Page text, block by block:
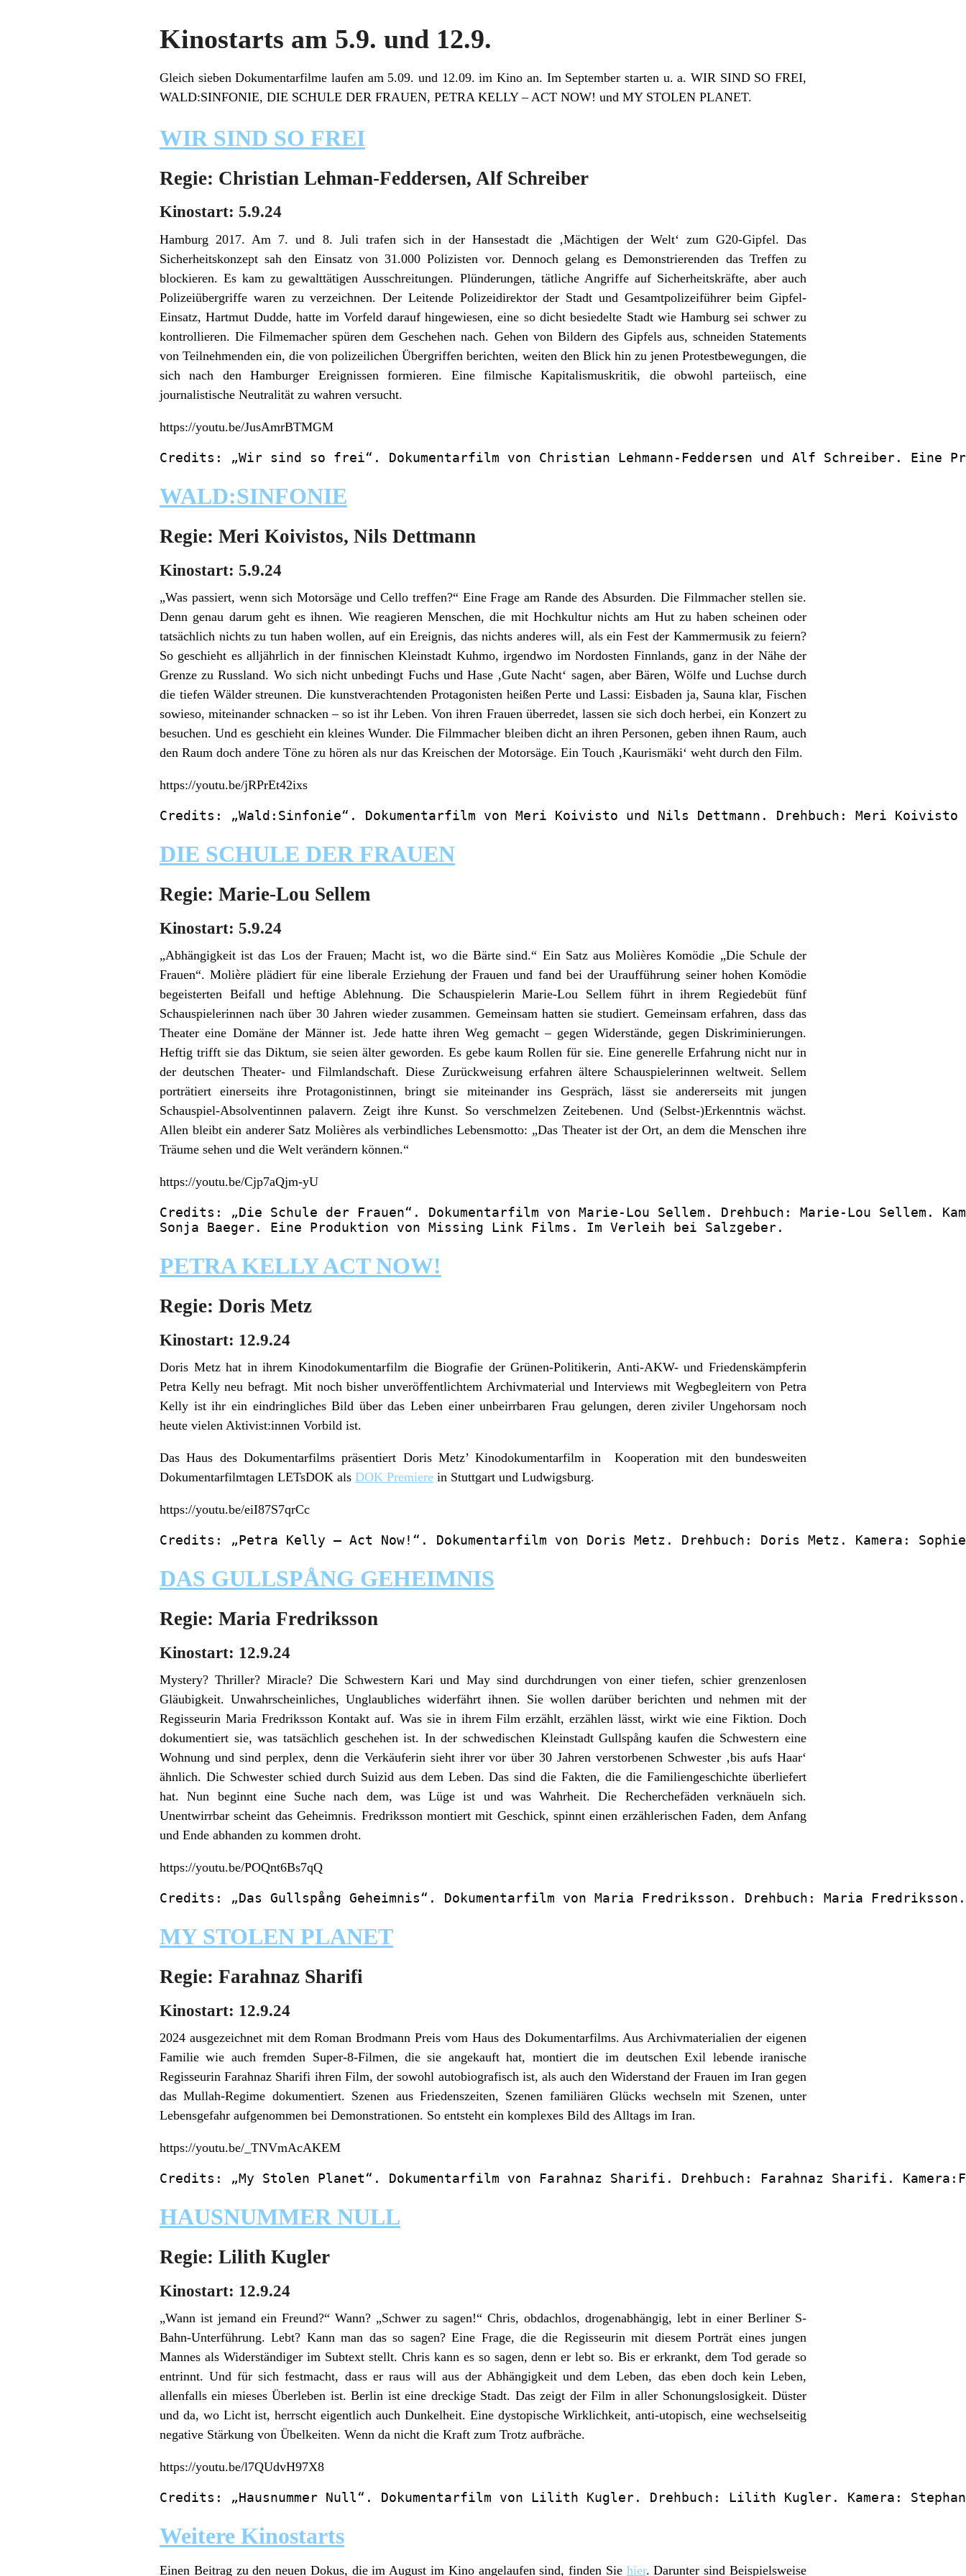
Kinostarts am 5.9. und 12.9.
Gleich sieben Dokumentarfilme laufen am 5.09. und 12.09. im Kino an. Im September starten u. a. WIR SIND SO FREI,
WALD:SINFONIE, DIE SCHULE DER FRAUEN, PETRA KELLY – ACT NOW! und MY STOLEN PLANET.
WIR SIND SO FREI
Regie: Christian Lehman-Feddersen, Alf Schreiber
Kinostart: 5.9.24
Hamburg 2017. Am 7. und 8. Juli trafen sich in der Hansestadt die ‚Mächtigen der Welt‘ zum G20-Gipfel. Das
Sicherheitskonzept sah den Einsatz von 31.000 Polizisten vor. Dennoch gelang es Demonstrierenden das Treffen zu
blockieren. Es kam zu gewalttätigen Ausschreitungen. Plünderungen, tätliche Angriffe auf Sicherheitskräfte, aber auch
Polizeiübergriffe waren zu verzeichnen. Der Leitende Polizeidirektor der Stadt und Gesamtpolizeiführer beim Gipfel-
Einsatz, Hartmut Dudde, hatte im Vorfeld darauf hingewiesen, eine so dicht besiedelte Stadt wie Hamburg sei schwer zu
kontrollieren. Die Filmemacher spüren dem Geschehen nach. Gehen von Bildern des Gipfels aus, schneiden Statements
von Teilnehmenden ein, die von polizeilichen Übergriffen berichten, weiten den Blick hin zu jenen Protestbewegungen, die
sich nach den Hamburger Ereignissen formieren. Eine filmische Kapitalismuskritik, die obwohl parteiisch, eine
journalistische Neutralität zu wahren versucht.
https://youtu.be/JusAmrBTMGM
Credits: „Wir sind so frei“. Dokumentarfilm von Christian Lehmann-Feddersen und Alf Schreiber. Eine
WALD:SINFONIE
Regie: Meri Koivistos, Nils Dettmann
Kinostart: 5.9.24
„Was passiert, wenn sich Motorsäge und Cello treffen?“ Eine Frage am Rande des Absurden. Die Filmmacher stellen sie.
Denn genau darum geht es ihnen. Wie reagieren Menschen, die mit Hochkultur nichts am Hut zu haben scheinen oder
tatsächlich nichts zu tun haben wollen, auf ein Ereignis, das nichts anderes will, als ein Fest der Kammermusik zu feiern?
So geschieht es alljährlich in der finnischen Kleinstadt Kuhmo, irgendwo im Nordosten Finnlands, ganz in der Nähe der
Grenze zu Russland. Wo sich nicht unbedingt Fuchs und Hase ‚Gute Nacht‘ sagen, aber Bären, Wölfe und Luchse durch
die tiefen Wälder streunen. Die kunstverachtenden Protagonisten heißen Perte und Lassi: Eisbaden ja, Sauna klar, Fischen
sowieso, miteinander schnacken – so ist ihr Leben. Von ihren Frauen überredet, lassen sie sich doch herbei, ein Konzert zu
besuchen. Und es geschieht ein kleines Wunder. Die Filmmacher bleiben dicht an ihren Personen, geben ihnen Raum, auch
den Raum doch andere Töne zu hören als nur das Kreischen der Motorsäge. Ein Touch ‚Kaurismäki‘ weht durch den Film.
https://youtu.be/jRPrEt42ixs
Credits: „Wald:Sinfonie“. Dokumentarfilm von Meri Koivisto und Nils Dettmann. Drehbuch: Meri
DIE SCHULE DER FRAUEN
Regie: Marie-Lou Sellem
Kinostart: 5.9.24
„Abhängigkeit ist das Los der Frauen; Macht ist, wo die Bärte sind.“ Ein Satz aus Molières Komödie „Die Schule der
Frauen“. Molière plädiert für eine liberale Erziehung der Frauen und fand bei der Uraufführung seiner hohen Komödie
begeisterten Beifall und heftige Ablehnung. Die Schauspielerin Marie-Lou Sellem führt in ihrem Regiedebüt fünf
Schauspielerinnen nach über 30 Jahren wieder zusammen. Gemeinsam hatten sie studiert. Gemeinsam erfahren, dass das
Theater eine Domäne der Männer ist. Jede hatte ihren Weg gemacht – gegen Widerstände, gegen Diskriminierungen.
Heftig trifft sie das Diktum, sie seien älter geworden. Es gebe kaum Rollen für sie. Eine generelle Erfahrung nicht nur in
der deutschen Theater- und Filmlandschaft. Diese Zurückweisung erfahren ältere Schauspielerinnen weltweit. Sellem
porträtiert einerseits ihre Protagonistinnen, bringt sie miteinander ins Gespräch, lässt sie andererseits mit jungen
Schauspiel-Absolventinnen palavern. Zeigt ihre Kunst. So verschmelzen Zeitebenen. Und (Selbst-)Erkenntnis wächst.
Allen bleibt ein anderer Satz Molières als verbindliches Lebensmotto: „Das Theater ist der Ort, an dem die Menschen ihre
Träume sehen und die Welt verändern können.“
https://youtu.be/Cjp7aQjm-yU
Credits: „Die Schule der Frauen“. Dokumentarfilm von Marie-Lou Sellem. Drehbuch: Marie-Lou Sellem.
Sonja Baeger. Eine Produktion von Missing Link Films. Im Verleih bei Salzgeber.
PETRA KELLY ACT NOW!
Regie: Doris Metz
Kinostart: 12.9.24
Doris Metz hat in ihrem Kinodokumentarfilm die Biografie der Grünen-Politikerin, Anti-AKW- und Friedenskämpferin
Petra Kelly neu befragt. Mit noch bisher unveröffentlichtem Archivmaterial und Interviews mit Wegbegleitern von Petra
Kelly ist ihr ein eindringliches Bild über das Leben einer unbeirrbaren Frau gelungen, deren ziviler Ungehorsam noch
heute vielen Aktivist:innen Vorbild ist.
Das Haus des Dokumentarfilms präsentiert Doris Metz’ Kinodokumentarfilm in Kooperation mit den bundesweiten
Dokumentarfilmtagen LETsDOK als DOK Premiere in Stuttgart und Ludwigsburg.
https://youtu.be/eiI87S7qrCc
Credits: „Petra Kelly – Act Now!“. Dokumentarfilm von Doris Metz. Drehbuch: Doris Metz. Kamera:
DAS GULLSPÅNG GEHEIMNIS
Regie: Maria Fredriksson
Kinostart: 12.9.24
Mystery? Thriller? Miracle? Die Schwestern Kari und May sind durchdrungen von einer tiefen, schier grenzenlosen
Gläubigkeit. Unwahrscheinliches, Unglaubliches widerfährt ihnen. Sie wollen darüber berichten und nehmen mit der
Regisseurin Maria Fredriksson Kontakt auf. Was sie in ihrem Film erzählt, erzählen lässt, wirkt wie eine Fiktion. Doch
dokumentiert sie, was tatsächlich geschehen ist. In der schwedischen Kleinstadt Gullspång kaufen die Schwestern eine
Wohnung und sind perplex, denn die Verkäuferin sieht ihrer vor über 30 Jahren verstorbenen Schwester ‚bis aufs Haar‘
ähnlich. Die Schwester schied durch Suizid aus dem Leben. Das sind die Fakten, die die Familiengeschichte überliefert
hat. Nun beginnt eine Suche nach dem, was Lüge ist und was Wahrheit. Die Recherchefäden verknäueln sich.
Unentwirrbar scheint das Geheimnis. Fredriksson montiert mit Geschick, spinnt einen erzählerischen Faden, dem Anfang
und Ende abhanden zu kommen droht.
https://youtu.be/POQnt6Bs7qQ
Credits: „Das Gullspång Geheimnis“. Dokumentarfilm von Maria Fredriksson. Drehbuch: Maria
MY STOLEN PLANET
Regie: Farahnaz Sharifi
Kinostart: 12.9.24
2024 ausgezeichnet mit dem Roman Brodmann Preis vom Haus des Dokumentarfilms. Aus Archivmaterialien der eigenen
Familie wie auch fremden Super-8-Filmen, die sie angekauft hat, montiert die im deutschen Exil lebende iranische
Regisseurin Farahnaz Sharifi ihren Film, der sowohl autobiografisch ist, als auch den Widerstand der Frauen im Iran gegen
das Mullah-Regime dokumentiert. Szenen aus Friedenszeiten, Szenen familiären Glücks wechseln mit Szenen, unter
Lebensgefahr aufgenommen bei Demonstrationen. So entsteht ein komplexes Bild des Alltags im Iran.
https://youtu.be/_TNVmAcAKEM
Credits: „My Stolen Planet“. Dokumentarfilm von Farahnaz Sharifi. Drehbuch: Farahnaz Sharifi.
HAUSNUMMER NULL
Regie: Lilith Kugler
Kinostart: 12.9.24
„Wann ist jemand ein Freund?“ Wann? „Schwer zu sagen!“ Chris, obdachlos, drogenabhängig, lebt in einer Berliner S-
Bahn-Unterführung. Lebt? Kann man das so sagen? Eine Frage, die die Regisseurin mit diesem Porträt eines jungen
Mannes als Widerständiger im Subtext stellt. Chris kann es so sagen, denn er lebt so. Bis er erkrankt, dem Tod gerade so
entrinnt. Und für sich festmacht, dass er raus will aus der Abhängigkeit und dem Leben, das eben doch kein Leben,
allenfalls ein mieses Überleben ist. Berlin ist eine dreckige Stadt. Das zeigt der Film in aller Schonungslosigkeit. Düster
und da, wo Licht ist, herrscht eigentlich auch Dunkelheit. Eine dystopische Wirklichkeit, anti-utopisch, eine wechselseitig
negative Stärkung von Übelkeiten. Wenn da nicht die Kraft zum Trotz aufbräche.
https://youtu.be/l7QUdvH97X8
Credits: „Hausnummer Null“. Dokumentarfilm von Lilith Kugler. Drehbuch: Lilith Kugler. Kamera:
Weitere Kinostarts
Einen Beitrag zu den neuen Dokus, die im August im Kino angelaufen sind, finden Sie hier. Darunter sind Beispielsweise